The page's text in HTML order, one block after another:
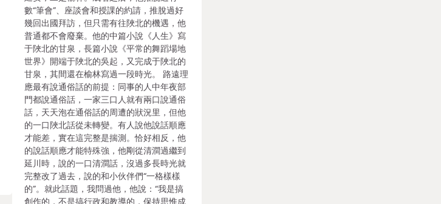
數“筆會”、座談會和授課的約請，推脫過好
幾回出國拜訪，但只需有往陜北的機遇，他
普通都不會廢棄。他的中篇小說《人生》寫
于陜北的甘泉，長篇小說《平常的舞蹈場地
世界》開端于陜北的吳起，又完成于陜北的
甘泉，其間還在榆林寫過一段時光。 路遠理
應最有說通俗話的前提：同事的人中年夜部
門都說通俗話，一家三口人就有兩口說通俗
話，天天泡在通俗話的周遭的狀況里，但他
的一口陜北話從未轉變。有人說他說話順應
才能差，實在這完整是揣測。恰好相反，他
的說話順應才能特殊強，他剛從清澗過繼到
延川時，說的一口清澗話，沒過多長時光就
完整改了過去，說的和小伙伴們“一格樣樣
的”。就此話題，我問過他，他說：“我是搞